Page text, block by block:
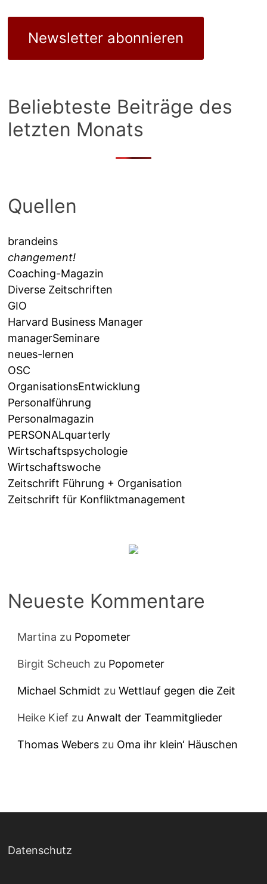
Newsletter abonnieren
Beliebteste Beiträge des
letzten Monats
Quellen
brandeins
changement!
Coaching-Magazin
Diverse Zeitschriften
GIO
Harvard Business Manager
managerSeminare
neues-lernen
OSC
OrganisationsEntwicklung
Personalführung
Personalmagazin
PERSONALquarterly
Wirtschaftspsychologie
Wirtschaftswoche
Zeitschrift Führung + Organisation
Zeitschrift für Konfliktmanagement
Neueste Kommentare
Martina zu Popometer
Birgit Scheuch zu Popometer
Michael Schmidt zuWettlauf gegen die Zeit
Heike Kief zu Anwalt der Teammitglieder
Thomas Webers zu Oma ihr klein‘ Häuschen
Datenschutz